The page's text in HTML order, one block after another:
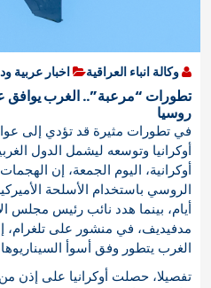
وكالة انباء العراقية اخبار عربية
تطورات “مرعبة”.. الغرب
روسيا
في تطورات مثيرة قد تؤدي إلى
أوكرانيا وتوسعه ليشمل الدول
أوكرانية، اليوم الجمعة، إن
الروسي باستخدام الأسلحة
أيام، بينما هدد نائب رئيس مجلس
مدفيديف، في منشور على تلغرام،
الغرب يتطور وفق أسوأ
تفصيلا، حصلت أوكرانيا على إذن